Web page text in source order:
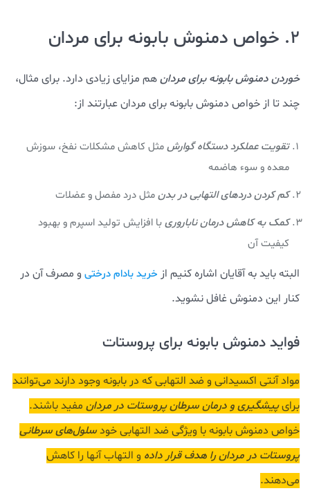
2. خواص دمنوش بابونه برای مردان
خوردن دمنوش بابونه برای مردانهم مزایای زیادی دارد. برای مثال،
چند تا از خواص دمنوش بابونه برای مردان عبارتند از:
تقویت عملکرد دستگاه گوارشمثل کاهش مشکلات نفخ، سوزش
معده و سوء هاضمه
کم کردن دردهای التهابی در بدنمثل درد مفصل و عضلات
کمک به کاهش درمان ناباروریبا افزایش تولید اسپرم و بهبود
کیفیت آن
البته باید به آقایان اشاره کنیم از خرید بادام درختی و مصرف آن در
کنار این دمنوش غافل نشوید.
فواید دمنوش بابونه برای پروستات
مواد آنتی اکسیدانی و ضد التهابی که در بابونه وجود دارند می‌توانند
برایپیشگیری و درمان سرطان پروستات در مردان مفید باشند.
خواص دمنوش بابونه با ویژگی ضد التهابی خودسلول‌های سرطانی
پروستات در مردان را هدف قرار داده و التهاب آنها را کاهش
می‌دهند.